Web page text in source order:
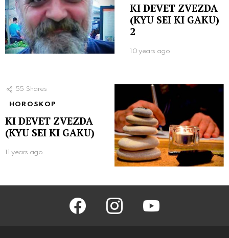
KI DEVET ZVEZDA
(KYU SEI KI GAKU)
2
10 years ago
55 Shares
HOROSKOP
KI DEVET ZVEZDA
(KYU SEI KI GAKU)
11 years ago
facebook instagram youtube